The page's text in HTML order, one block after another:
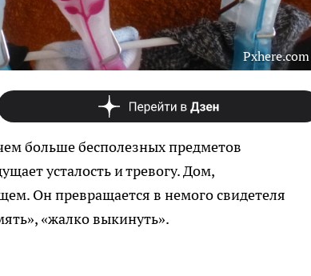
Pxhere.com
больше бесполезных предметов
усталость и тревогу. Дом,
Он превращается в немого свидетеля
«жалко выкинуть».